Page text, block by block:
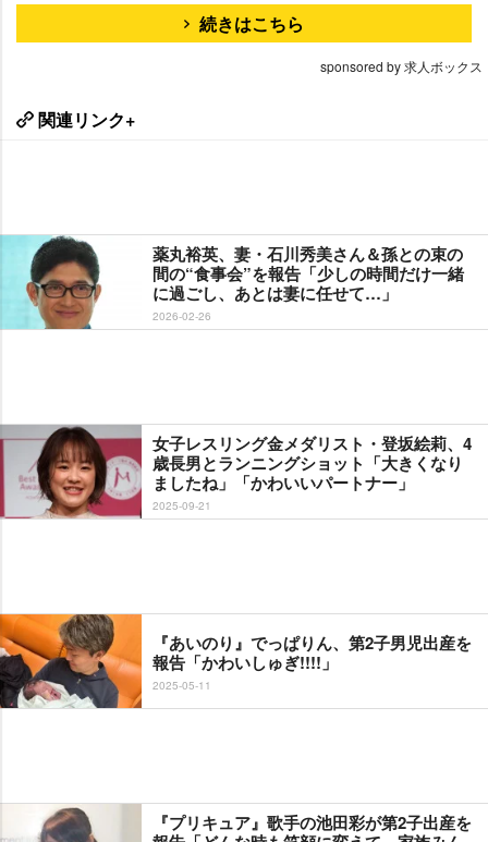
続きはこちら
sponsored by 求人ボックス
関連リンク+
薬丸裕英、妻・石川秀美さん＆孫との束の
間の“食事会”を報告「少しの時間だけ一緒
に過ごし、あとは妻に任せて…」
2026-02-26
女子レスリング金メダリスト・登坂絵莉、4
歳長男とランニングショット「大きくなり
ましたね」「かわいいパートナー」
2025-09-21
『あいのり』でっぱりん、第2子男児出産を
報告「かわいしゅぎ!!!!」
2025-05-11
『プリキュア』歌手の池田彩が第2子出産を